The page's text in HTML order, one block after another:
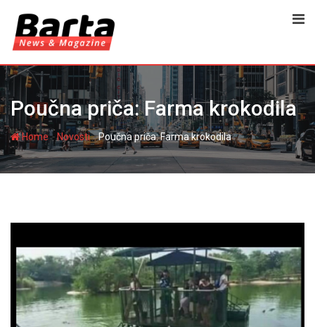
content
Poučna priča: Farma krokodila
Home-Novosti-Poučna priča: Farma krokodila